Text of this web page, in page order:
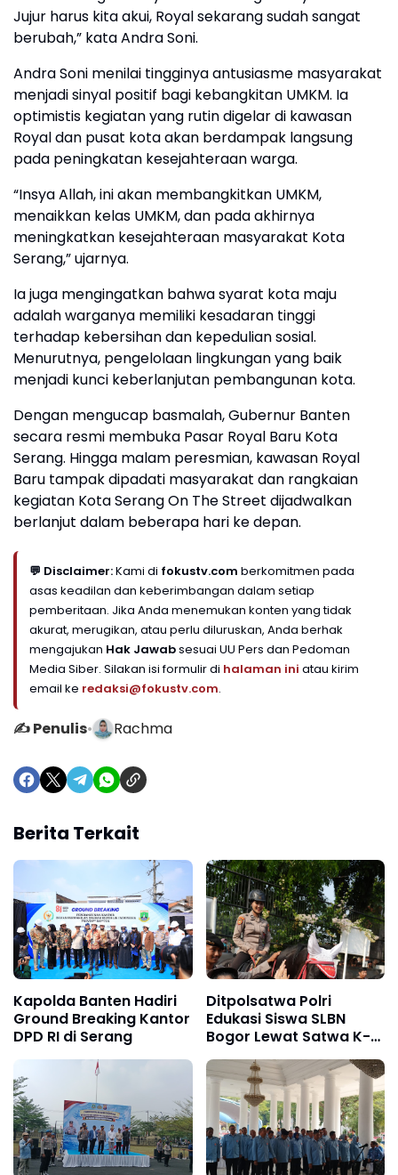
Jujur harus kita akui, Royal sekarang sudah sangat
berubah,” kata Andra Soni.
Andra Soni menilai tingginya antusiasme masyarakat
menjadi sinyal positif bagi kebangkitan UMKM. Ia
optimistis kegiatan yang rutin digelar di kawasan
Royal dan pusat kota akan berdampak langsung
pada peningkatan kesejahteraan warga.
“Insya Allah, ini akan membangkitkan UMKM,
menaikkan kelas UMKM, dan pada akhirnya
meningkatkan kesejahteraan masyarakat Kota
Serang,” ujarnya.
Ia juga mengingatkan bahwa syarat kota maju
adalah warganya memiliki kesadaran tinggi
terhadap kebersihan dan kepedulian sosial.
Menurutnya, pengelolaan lingkungan yang baik
menjadi kunci keberlanjutan pembangunan kota.
Dengan mengucap basmalah, Gubernur Banten
secara resmi membuka Pasar Royal Baru Kota
Serang. Hingga malam peresmian, kawasan Royal
Baru tampak dipadati masyarakat dan rangkaian
kegiatan Kota Serang On The Street dijadwalkan
berlanjut dalam beberapa hari ke depan.
💬 Disclaimer:Kami di fokustv.com berkomitmen pada
asas keadilan dan keberimbangan dalam setiap
pemberitaan. Jika Anda menemukan konten yang tidak
akurat, merugikan, atau perlu diluruskan, Anda berhak
mengajukan Hak Jawabsesuai UU Pers dan Pedoman
Media Siber. Silakan isi formulir di halaman ini atau kirim
email ke redaksi@fokustv.com.
✍️ Penulis• Rachma
Berita Terkait
Kapolda Banten Hadiri
Ground Breaking Kantor
DPD RI di Serang
Ditpolsatwa Polri
Edukasi Siswa SLBN
Bogor Lewat Satwa K-9
dan Turangga